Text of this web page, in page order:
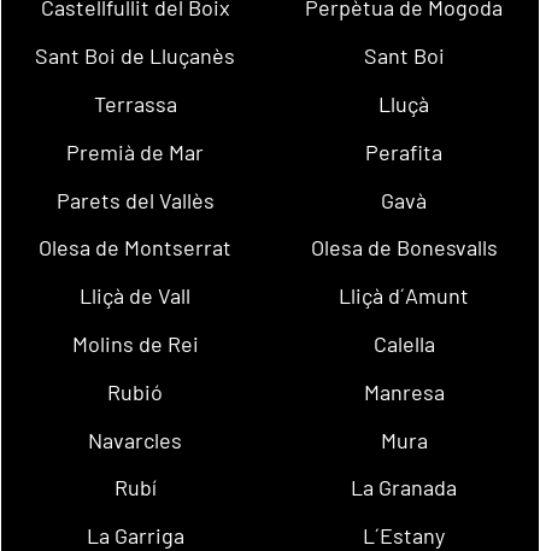
Castellfullit del Boix
Perpètua de Mogoda
Sant Boi de Lluçanès
Sant Boi
Terrassa
Lluçà
Premià de Mar
Perafita
Parets del Vallès
Gavà
Olesa de Montserrat
Olesa de Bonesvalls
Lliçà de Vall
Lliçà d´Amunt
Molins de Rei
Calella
Rubió
Manresa
Navarcles
Mura
Rubí
La Granada
La Garriga
L´Estany